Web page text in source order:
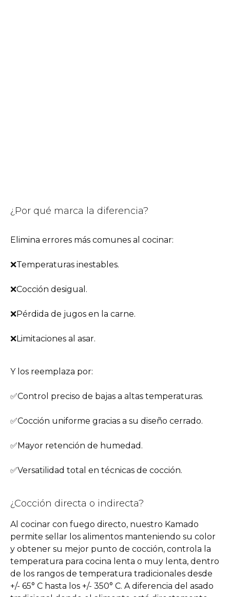
¿Por qué marca la diferencia?
Elimina errores más comunes al cocinar:
❌Temperaturas inestables.
❌Cocción desigual.
❌Pérdida de jugos en la carne.
❌Limitaciones al asar.
Y los reemplaza por:
✅Control preciso de bajas a altas temperaturas.
✅Cocción uniforme gracias a su diseño cerrado.
✅Mayor retención de humedad.
✅Versatilidad total en técnicas de cocción.
¿Cocción directa o indirecta?
Al cocinar con fuego directo, nuestro Kamado
permite sellar los alimentos manteniendo su color
y obtener su mejor punto de cocción, controla la
temperatura para cocina lenta o muy lenta, dentro
de los rangos de temperatura tradicionales desde
+/- 65° C hasta los +/- 350° C. A diferencia del asado